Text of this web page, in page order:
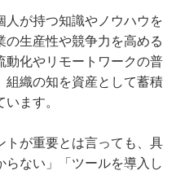
人が持つ知識やノウハウを
生産性や競争力を高める
動化やリモートワークの普
組織の知を資産として蓄積
ます。
トが重要とは言っても、具
ない」「ツールを導入し